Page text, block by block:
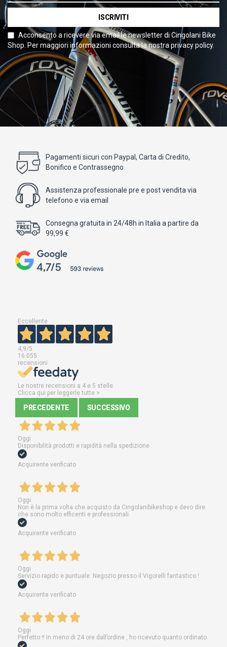
ISCRIVITI
Acconsento a ricevere via email le newsletter di Cingolani Bike
Shop. Per maggiori informazioni consulta la nostra privacy policy.
Pagamenti sicuri con Paypal, Carta di Credito,
Bonifico e Contrassegno
Assistenza professionale pre e post vendita via
telefono e via email
Consegna gratuita in 24/48h in Italia a partire da
99,99 €
Eccellente
4,9/5
16.055
recensioni
Le nostre recensioni a 4 e 5 stelle.
Clicca qui per leggerle tutte >
PRECEDENTE SUCCESSIVO
Oggi
Disponibilità prodotti e rapidità nella spedizione
Acquirente verificato
Oggi
Non è la prima volta che acquisto da Cingolanibikeshop e devo dire
che sono molto efficenti e professionali.
Acquirente verificato
Oggi
Servizio rapido e puntuale. Negozio presso il Vigorelli fantastico !
Acquirente verificato
Oggi
Perfetto !! In meno di 24 ore dall’ordine , ho ricevuto quanto ordinato